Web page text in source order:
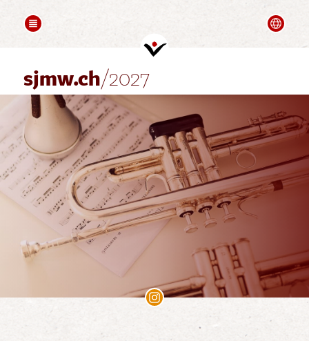
Deutsch
sjmw.ch/2027
Saluti
Videos